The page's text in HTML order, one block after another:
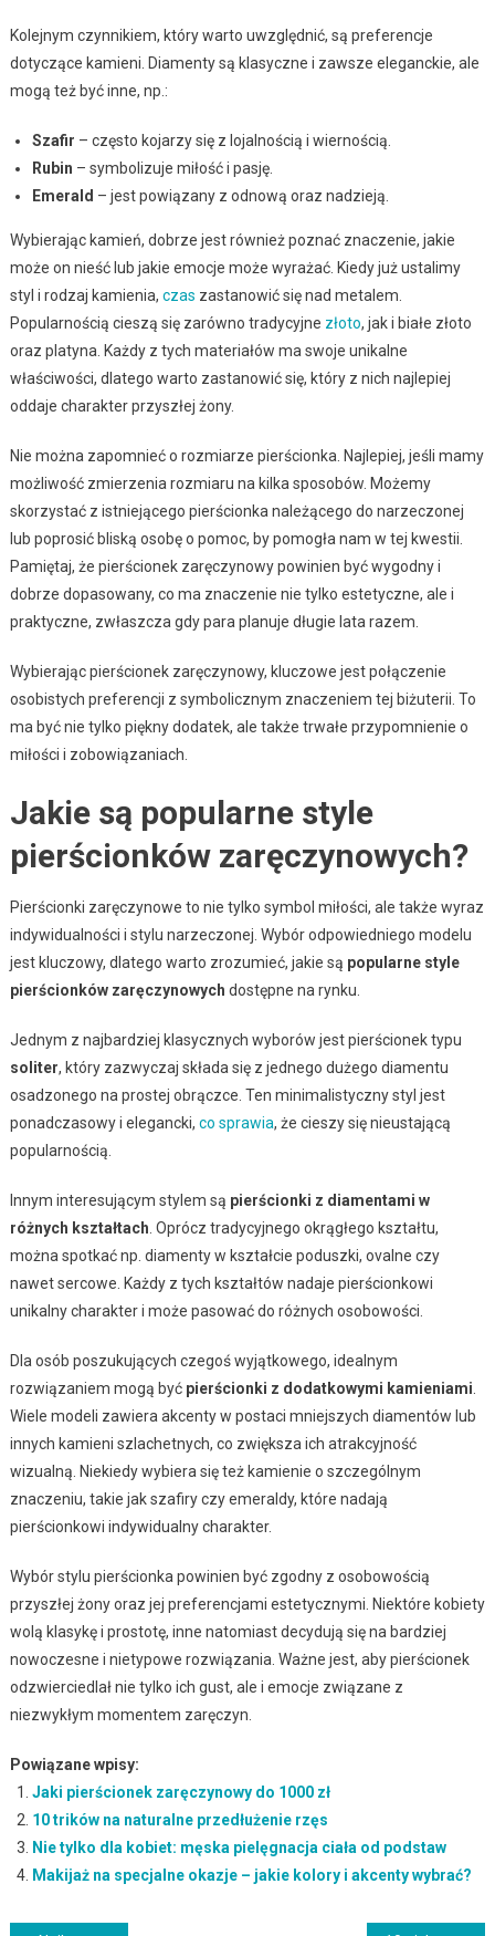
Kolejnym czynnikiem, który warto uwzględnić, są preferencje
dotyczące kamieni. Diamenty są klasyczne i zawsze eleganckie, ale
mogą też być inne, np.:
Szafir – często kojarzy się z lojalnością i wiernością.
Rubin – symbolizuje miłość i pasję.
Emerald – jest powiązany z odnową oraz nadzieją.
Wybierając kamień, dobrze jest również poznać znaczenie, jakie
może on nieść lub jakie emocje może wyrażać. Kiedy już ustalimy
styl i rodzaj kamienia, czas zastanowić się nad metalem.
Popularnością cieszą się zarówno tradycyjne złoto, jak i białe złoto
oraz platyna. Każdy z tych materiałów ma swoje unikalne
właściwości, dlatego warto zastanowić się, który z nich najlepiej
oddaje charakter przyszłej żony.
Nie można zapomnieć o rozmiarze pierścionka. Najlepiej, jeśli mamy
możliwość zmierzenia rozmiaru na kilka sposobów. Możemy
skorzystać z istniejącego pierścionka należącego do narzeczonej
lub poprosić bliską osobę o pomoc, by pomogła nam w tej kwestii.
Pamiętaj, że pierścionek zaręczynowy powinien być wygodny i
dobrze dopasowany, co ma znaczenie nie tylko estetyczne, ale i
praktyczne, zwłaszcza gdy para planuje długie lata razem.
Wybierając pierścionek zaręczynowy, kluczowe jest połączenie
osobistych preferencji z symbolicznym znaczeniem tej biżuterii. To
ma być nie tylko piękny dodatek, ale także trwałe przypomnienie o
miłości i zobowiązaniach.
Jakie są popularne style
pierścionków zaręczynowych?
Pierścionki zaręczynowe to nie tylko symbol miłości, ale także wyraz
indywidualności i stylu narzeczonej. Wybór odpowiedniego modelu
jest kluczowy, dlatego warto zrozumieć, jakie są popularne style
pierścionków zaręczynowych dostępne na rynku.
Jednym z najbardziej klasycznych wyborów jest pierścionek typu
soliter, który zazwyczaj składa się z jednego dużego diamentu
osadzonego na prostej obrączce. Ten minimalistyczny styl jest
ponadczasowy i elegancki, co sprawia, że cieszy się nieustającą
popularnością.
Innym interesującym stylem są pierścionki z diamentami w
różnych kształtach . Oprócz tradycyjnego okrągłego kształtu,
można spotkać np. diamenty w kształcie poduszki, ovalne czy
nawet sercowe. Każdy z tych kształtów nadaje pierścionkowi
unikalny charakter i może pasować do różnych osobowości.
Dla osób poszukujących czegoś wyjątkowego, idealnym
rozwiązaniem mogą być pierścionki z dodatkowymi kamieniami
Wiele modeli zawiera akcenty w postaci mniejszych diamentów lub
innych kamieni szlachetnych, co zwiększa ich atrakcyjność
wizualną. Niekiedy wybiera się też kamienie o szczególnym
znaczeniu, takie jak szafiry czy emeraldy, które nadają
pierścionkowi indywidualny charakter.
Wybór stylu pierścionka powinien być zgodny z osobowością
przyszłej żony oraz jej preferencjami estetycznymi. Niektóre kobiety
wolą klasykę i prostotę, inne natomiast decydują się na bardziej
nowoczesne i nietypowe rozwiązania. Ważne jest, aby pierścionek
odzwierciedlał nie tylko ich gust, ale i emocje związane z
niezwykłym momentem zaręczyn.
Powiązane wpisy:
Jaki pierścionek zaręczynowy do 1000 zł
10 trików na naturalne przedłużenie rzęs
Nie tylko dla kobiet: męska pielęgnacja ciała od podstaw
Makijaż na specjalne okazje – jakie kolory i akcenty wybrać?